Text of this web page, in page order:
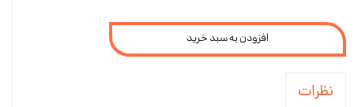
افزودن به سبد خرید
نظرات